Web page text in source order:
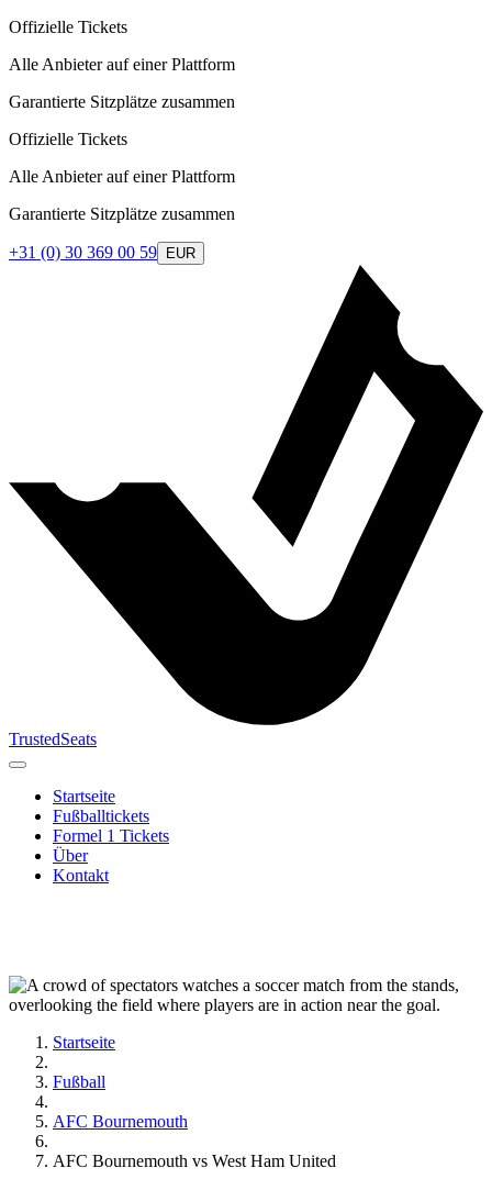
Offizielle Tickets
Alle Anbieter auf einer Plattform
Garantierte Sitzplätze zusammen
Offizielle Tickets
Alle Anbieter auf einer Plattform
Garantierte Sitzplätze zusammen
+31 (0) 30 369 00 59 EUR
TrustedSeats
Startseite
Fußballtickets
Formel 1 Tickets
Über
Kontakt
Startseite
Fußball
AFC Bournemouth
AFC Bournemouth vs West Ham United